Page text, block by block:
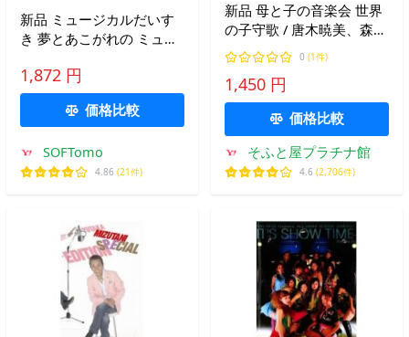
新品 ミュージカルだいす
き 夢とあこがれの ミュー
ス (CD) KICG8926-KING
1,872 円
価格比較
SOFTomo
4.86 (21件)
新品 母と子の音楽会 世界
の子守歌 / 唐木暁美、森み
ゆき、川島和子(CD) ACS-
6008-KS-KS
0 (1件)
1,450 円
価格比較
そふと屋プラチナ館
4.6 (2,706件)